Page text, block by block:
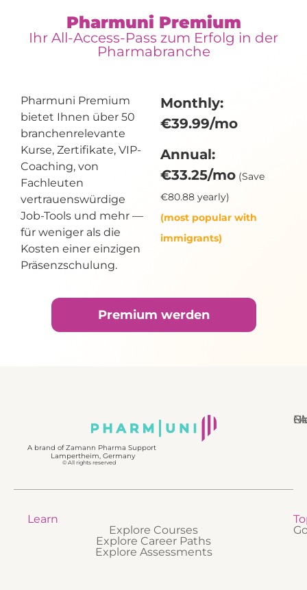
Pharmuni Premium
Ihr All-Access-Pass zum Erfolg in der
Pharmabranche
Pharmuni Premium
bietet Ihnen über 50
branchenrelevante
Kurse, Zertifikate, VIP-
Coaching, von
Fachleuten
vertrauenswürdige
Job-Tools und mehr —
für weniger als die
Kosten einer einzigen
Präsenzschulung.
Monthly:
€39.99/mo
Annual:
€33.25/mo (Save
€80.88 yearly)
(most popular with
immigrants)
Premium werden
A brand of Zamann Pharma Support
Lampertheim, Germany
© All rights reserved
Learn
Explore Courses
Explore Career Paths
Explore Assessments